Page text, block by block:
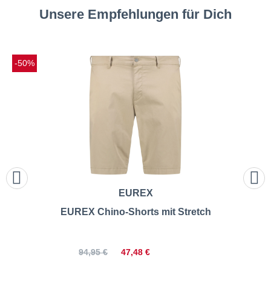
Unsere Empfehlungen für Dich
EUREX
EUREX Chino-Shorts mit Stretch
47,48 €
94,95 €
-50%